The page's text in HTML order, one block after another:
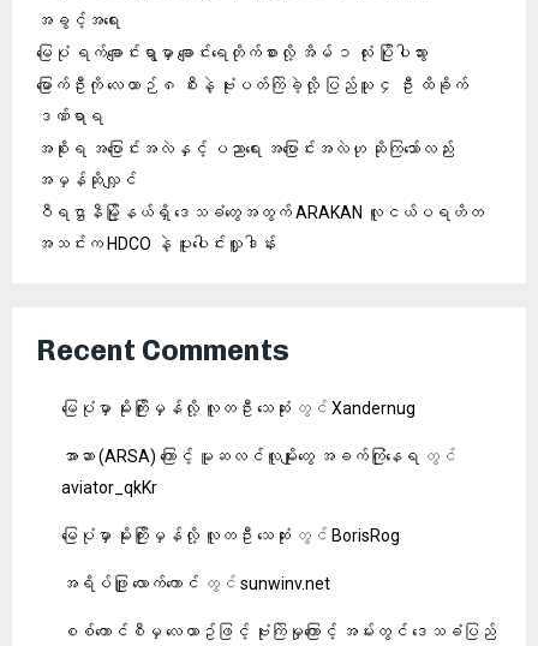
အခွင့်အရေး
မြေပုံ ရက်ချောင်းရွာမှာ ချောင်းရေတိုက်စားလို့ အိမ် ၁ လုံး ပြိုပါသွား
မြောက်ဦးကို လေယာဉ် ၈ စီးနဲ့ ဗုံးပတ်ကြဲခဲ့လို့ ပြည်သူ ၄ ဦး ထိခိုက်
ဒဏ်ရာရ
အစိုးရ အပြောင်းအလဲနှင့် ပညာရေး အပြောင်းအလဲဟု ဆိုကြသော်လည်း
အမှန်ဆိုလျှင်
ဝီရဌာနီမြို့နယ်ရှိ‌ ဒေသခံတွေအတွက် ARAKAN လူငယ်ပရဟိတ
အသင်းက HDCO နဲ့ ပူးပေါင်းလှူဒါန်း
Recent Comments
မြေပုံမှာ မိုးကြိုးမှန်လို့ လူတဦး သေဆုံး တွင် Xandernug
အာဆာ (ARSA) ကြောင့် မူဆလင်လူမျိုးတွေ အခက်ကြုံနေရ တွင်
aviator_qkKr
မြေပုံမှာ မိုးကြိုးမှန်လို့ လူတဦး သေဆုံး တွင် BorisRog
အရိပ်ဖြူ လောက်ကောင် တွင် sunwinv.net
စစ်ကောင်စီမှ လေယာဥ်ဖြင့် ဗုံးကြဲမှုကြောင့် အမ်းတွင် ဒေသခံပြည်